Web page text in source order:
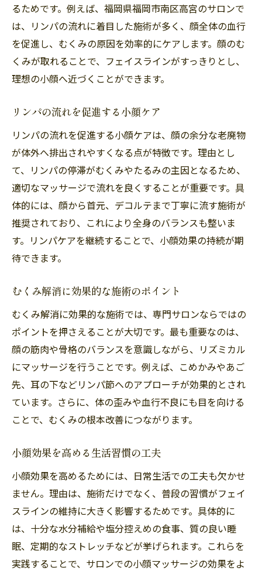
るためです。例えば、福岡県福岡市南区高宮のサロンで
は、リンパの流れに着目した施術が多く、顔全体の血行
を促進し、むくみの原因を効率的にケアします。顔のむ
くみが取れることで、フェイスラインがすっきりとし、
理想の小顔へ近づくことができます。
リンパの流れを促進する小顔ケア
リンパの流れを促進する小顔ケアは、顔の余分な老廃物
が体外へ排出されやすくなる点が特徴です。理由とし
て、リンパの停滞がむくみやたるみの主因となるため、
適切なマッサージで流れを良くすることが重要です。具
体的には、顔から首元、デコルテまで丁寧に流す施術が
推奨されており、これにより全身のバランスも整いま
す。リンパケアを継続することで、小顔効果の持続が期
待できます。
むくみ解消に効果的な施術のポイント
むくみ解消に効果的な施術では、専門サロンならではの
ポイントを押さえることが大切です。最も重要なのは、
顔の筋肉や骨格のバランスを意識しながら、リズミカル
にマッサージを行うことです。例えば、こめかみやあご
先、耳の下などリンパ節へのアプローチが効果的とされ
ています。さらに、体の歪みや血行不良にも目を向ける
ことで、むくみの根本改善につながります。
小顔効果を高める生活習慣の工夫
小顔効果を高めるためには、日常生活での工夫も欠かせ
ません。理由は、施術だけでなく、普段の習慣がフェイ
スラインの維持に大きく影響するためです。具体的に
は、十分な水分補給や塩分控えめの食事、質の良い睡
眠、定期的なストレッチなどが挙げられます。これらを
実践することで、サロンでの小顔マッサージの効果をよ